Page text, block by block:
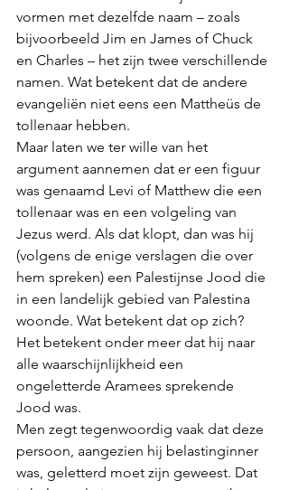
vormen met dezelfde naam – zoals
bijvoorbeeld Jim en James of Chuck
en Charles – het zijn twee verschillende
namen. Wat betekent dat de andere
evangeliën niet eens een Mattheüs de
tollenaar hebben.
Maar laten we ter wille van het
argument aannemen dat er een figuur
was genaamd Levi of Matthew die een
tollenaar was en een volgeling van
Jezus werd. Als dat klopt, dan was hij
(volgens de enige verslagen die over
hem spreken) een Palestijnse Jood die
in een landelijk gebied van Palestina
woonde. Wat betekent dat op zich?
Het betekent onder meer dat hij naar
alle waarschijnlijkheid een
ongeletterde Aramees sprekende
Jood was.
Men zegt tegenwoordig vaak dat deze
persoon, aangezien hij belastinginner
was, geletterd moet zijn geweest. Dat